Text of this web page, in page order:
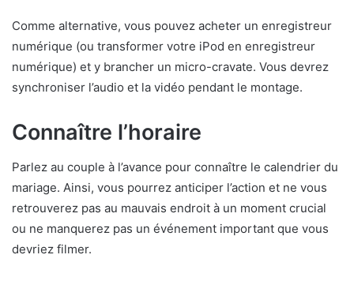
Comme alternative, vous pouvez acheter un enregistreur
numérique (ou transformer votre iPod en enregistreur
numérique) et y brancher un micro-cravate. Vous devrez
synchroniser l’audio et la vidéo pendant le montage.
Connaître l’horaire
Parlez au couple à l’avance pour connaître le calendrier du
mariage. Ainsi, vous pourrez anticiper l’action et ne vous
retrouverez pas au mauvais endroit à un moment crucial
ou ne manquerez pas un événement important que vous
devriez filmer.